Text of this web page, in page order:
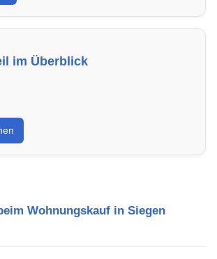
im Überblick
deinen Stadtteil in Siegen:
Verkehrsanbindung, Schulen,
und Mietpreise.
Wohnungskauf in Siegen